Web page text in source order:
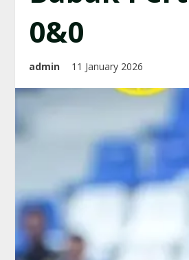
0&0
admin 11 January 2026